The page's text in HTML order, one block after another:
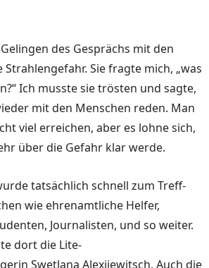
des Gesprächs mit den
Sie fragte mich, „was
Ich musste sie trösten und sagte,
mit den Men­schen reden. Man
viel erreichen, aber es lohne sich,
über die Gefahr klar werde.
tat­sächlich schnell zum Treff­
wie ehrenamtliche Helfer,
Journa­listen, und so weiter.
dort die Lite­
Swet­lana Alexijewitsch. Auch die